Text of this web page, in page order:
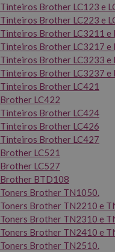
Tinteiros Brother LC123 e
Tinteiros Brother LC223 e
Tinteiros Brother LC3211 e
Tinteiros Brother LC3217 e
Tinteiros Brother LC3233 e
Tinteiros Brother LC3237 e
Tinteiros Brother LC421
Brother LC422
Tinteiros Brother LC424
Tinteiros Brother LC426
Tinteiros Brother LC427
Brother LC521
Brother LC527
Brother BTD108
Toners Brother TN1050.
Toners Brother TN2210 e
Toners Brother TN2310 e
Toners Brother TN2410 e
Toners Brother TN2510.